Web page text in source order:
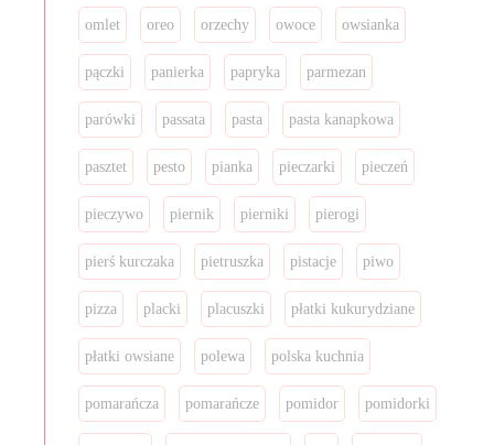
omlet oreo orzechy owoce owsianka
pączki panierka papryka parmezan
parówki passata pasta pasta kanapkowa
pasztet pesto pianka pieczarki pieczeń
pieczywo piernik pierniki pierogi
pierś kurczaka pietruszka pistacje piwo
pizza placki placuszki płatki kukurydziane
płatki owsiane polewa polska kuchnia
pomarańcza pomarańcze pomidor pomidorki